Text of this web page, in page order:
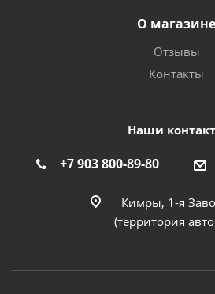
О магазине
Отзывы
Контакты
Наши
+7 903 800-89-80
Кимры, 1-я
(территория